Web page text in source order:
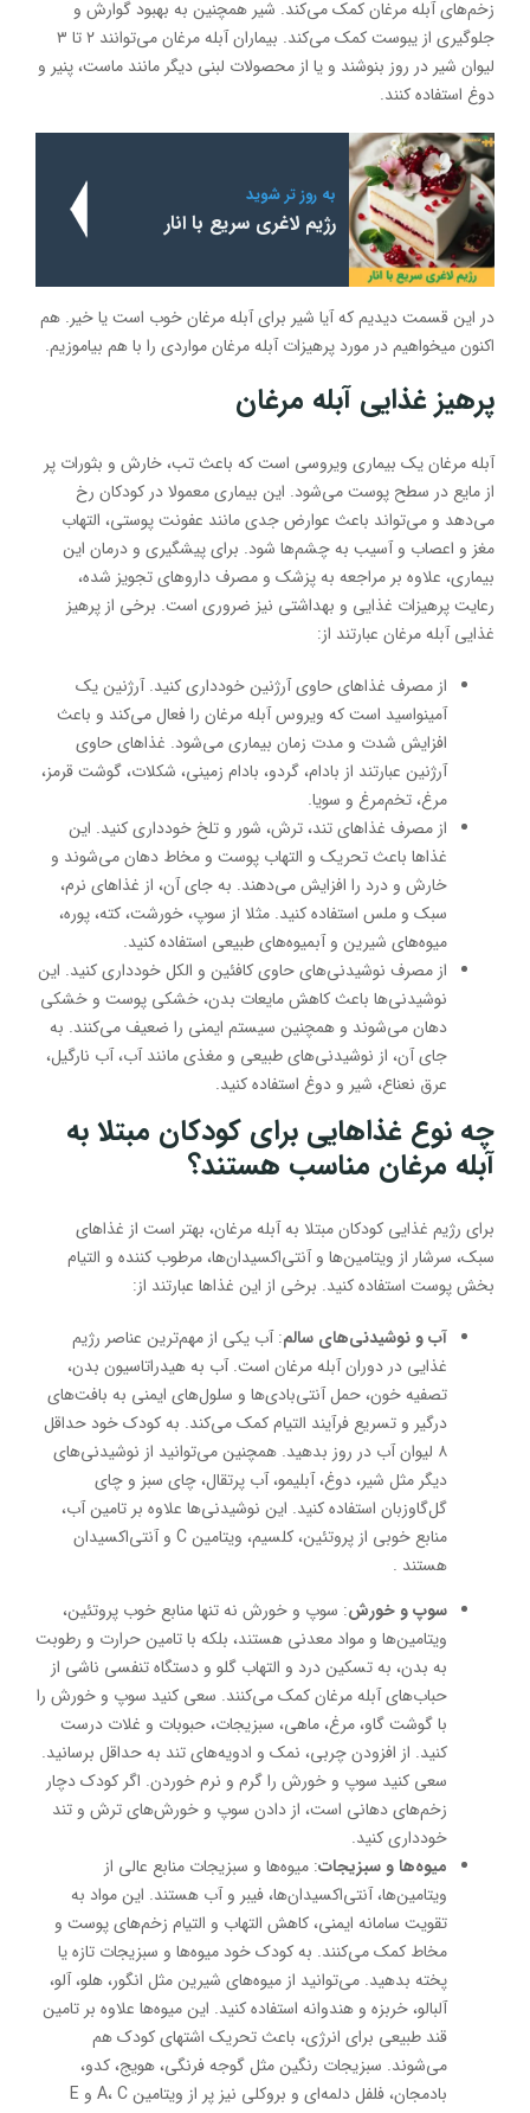
زخم‌های آبله مرغان کمک می‌کند. شیر همچنین به بهبود گوارش و
جلوگیری از یبوست کمک می‌کند. بیماران آبله مرغان می‌توانند ۲ تا ۳
لیوان شیر در روز بنوشند و یا از محصولات لبنی دیگر مانند ماست، پنیر و
دوغ استفاده کنند.
به روز تر شوید
رژیم لاغری سریع با انار
در این قسمت دیدیم که آیا شیر برای آبله مرغان خوب است یا خیر. هم
اکنون میخواهیم در مورد پرهیزات آبله مرغان مواردی را با هم بیاموزیم.
پرهیز غذایی آبله مرغان
آبله مرغان یک بیماری ویروسی است که باعث تب، خارش و بثورات پر
از مایع در سطح پوست می‌شود. این بیماری معمولا در کودکان رخ
می‌دهد و می‌تواند باعث عوارض جدی مانند عفونت پوستی، التهاب
مغز و اعصاب و آسیب به چشم‌ها شود. برای پیشگیری و درمان این
بیماری، علاوه بر مراجعه به پزشک و مصرف داروهای تجویز شده،
رعایت پرهیزات غذایی و بهداشتی نیز ضروری است. برخی از پرهیز
غذایی آبله مرغان عبارتند از:
از مصرف غذاهای حاوی آرژنین خودداری کنید. آرژنین یک
آمینواسید است که ویروس آبله مرغان را فعال می‌کند و باعث
افزایش شدت و مدت زمان بیماری می‌شود. غذاهای حاوی
آرژنین عبارتند از بادام، گردو، بادام زمینی، شکلات، گوشت قرمز،
مرغ، تخم‌مرغ و سویا.
از مصرف غذاهای تند، ترش، شور و تلخ خودداری کنید. این
غذاها باعث تحریک و التهاب پوست و مخاط دهان می‌شوند و
خارش و درد را افزایش می‌دهند. به جای آن، از غذاهای نرم،
سبک و ملس استفاده کنید. مثلا از سوپ، خورشت، کته، پوره،
میوه‌های شیرین و آبمیوه‌های طبیعی استفاده کنید.
از مصرف نوشیدنی‌های حاوی کافئین و الکل خودداری کنید. این
نوشیدنی‌ها باعث کاهش مایعات بدن، خشکی پوست و خشکی
دهان می‌شوند و همچنین سیستم ایمنی را ضعیف می‌کنند. به
جای آن، از نوشیدنی‌های طبیعی و مغذی مانند آب، آب نارگیل،
عرق نعناع، شیر و دوغ استفاده کنید.
چه نوع غذاهایی برای کودکان مبتلا به
آبله مرغان مناسب هستند؟
برای رژیم غذایی کودکان مبتلا به آبله مرغان، بهتر است از غذاهای
سبک، سرشار از ویتامین‌ها و آنتی‌اکسیدان‌ها، مرطوب کننده و التیام
بخش پوست استفاده کنید. برخی از این غذاها عبارتند از:
آب و نوشیدنی‌های سالم: آب یکی از مهم‌ترین عناصر رژیم
غذایی در دوران آبله مرغان است. آب به هیدراتاسیون بدن،
تصفیه خون، حمل آنتی‌بادی‌ها و سلول‌های ایمنی به بافت‌های
درگیر و تسریع فرآیند التیام کمک می‌کند. به کودک خود حداقل
۸ لیوان آب در روز بدهید. همچنین می‌توانید از نوشیدنی‌های
دیگر مثل شیر، دوغ، آبلیمو، آب پرتقال، چای سبز و چای
گل‌گاوزبان استفاده کنید. این نوشیدنی‌ها علاوه بر تامین آب،
منابع خوبی از پروتئین، کلسیم، ویتامین C و آنتی‌اکسیدان
هستند .
سوپ و خورش: سوپ و خورش نه تنها منابع خوب پروتئین،
ویتامین‌ها و مواد معدنی هستند، بلکه با تامین حرارت و رطوبت
به بدن، به تسکین درد و التهاب گلو و دستگاه تنفسی ناشی از
حباب‌های آبله مرغان کمک می‌کنند. سعی کنید سوپ و خورش را
با گوشت گاو، مرغ، ماهی، سبزیجات، حبوبات و غلات درست
کنید. از افزودن چربی، نمک و ادویه‌های تند به حداقل برسانید.
سعی کنید سوپ و خورش را گرم و نرم خوردن. اگر کودک دچار
زخم‌های دهانی است، از دادن سوپ و خورش‌های ترش و تند
خودداری کنید.
میوه‌ها و سبزیجات: میوه‌ها و سبزیجات منابع عالی از
ویتامین‌ها، آنتی‌اکسیدان‌ها، فیبر و آب هستند. این مواد به
تقویت سامانه ایمنی، کاهش التهاب و التیام زخم‌های پوست و
مخاط کمک می‌کنند. به کودک خود میوه‌ها و سبزیجات تازه یا
پخته بدهید. می‌توانید از میوه‌های شیرین مثل انگور، هلو، آلو،
آلبالو، خربزه و هندوانه استفاده کنید. این میوه‌ها علاوه بر تامین
قند طبیعی برای انرژی، باعث تحریک اشتهای کودک هم
می‌شوند. سبزیجات رنگین مثل گوجه فرنگی، هویج، کدو،
بادمجان، فلفل دلمه‌ای و بروکلی نیز پر از ویتامین A، C و E